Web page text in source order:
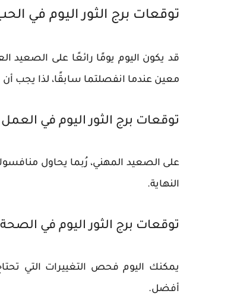
توقعات برج الثور اليوم في
قد يكون اليوم يومًا رائعًا على الصعيد
معين عندما انفصلتما سابقًا، لذا يجب أن
توقعات برج الثور اليوم في العمل
على الصعيد المهني، رُبما يحاول
النهاية.
توقعات برج الثور اليوم في الصحة
يمكنك اليوم فحص التغييرات التي
أفضل.